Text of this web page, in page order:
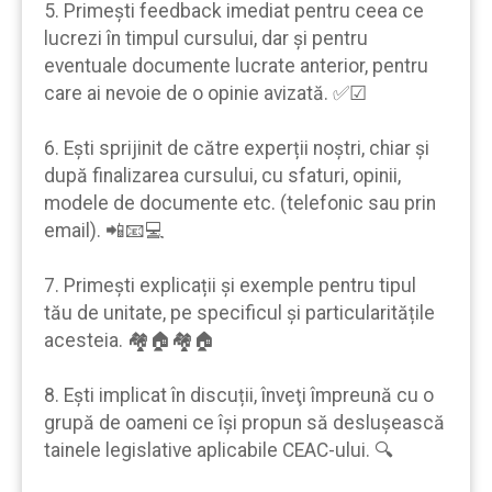
5. Primeşti feedback imediat pentru ceea ce
lucrezi în timpul cursului, dar şi pentru
eventuale documente lucrate anterior, pentru
care ai nevoie de o opinie avizată. ✅☑
6. Eşti sprijinit de către experții noştri, chiar şi
după finalizarea cursului, cu sfaturi, opinii,
modele de documente etc. (telefonic sau prin
email). 📲📧💻
7. Primeşti explicații şi exemple pentru tipul
tău de unitate, pe specificul şi particularitățile
acesteia. 🏘🏠🏘🏠
8. Eşti implicat în discuții, înveţi împreună cu o
grupă de oameni ce îşi propun să desluşească
tainele legislative aplicabile CEAC-ului. 🔍